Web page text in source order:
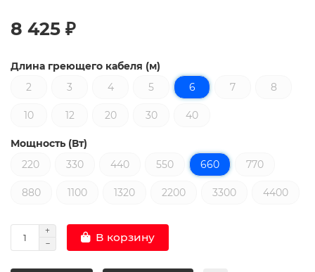
8 425 ₽
Длина греющего кабеля (м)
2
3 4 5 6 7 8
10 12 20 30 40
Мощность (Вт)
220
330 440 550 660 770
880 1100 1320 2200 3300 4400
В корзину